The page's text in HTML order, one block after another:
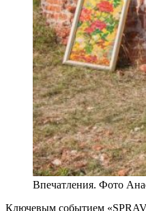
Впечатления. Фото
Ключевым событием